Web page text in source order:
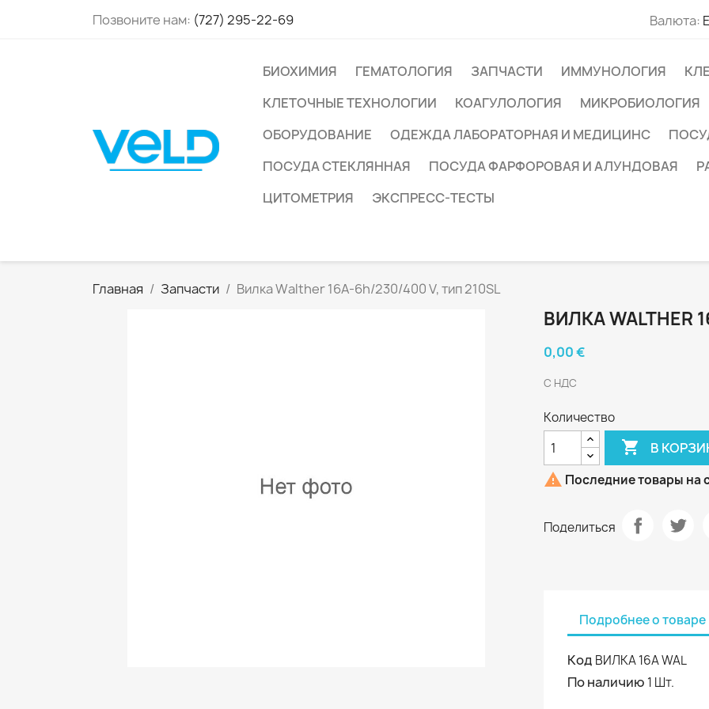
Позвоните нам: (727) 295-22-69 Валюта:
БИОХИМИЯ ГЕМАТОЛОГИЯ ЗАПЧАСТИ ИММУНОЛОГИЯ
КЛЕТОЧНЫЕ ТЕХНОЛОГИИ
КОАГУЛОЛОГИЯ МИКРОБИОЛОГИЯ
ОБОРУДОВАНИЕ
ОДЕЖДА ЛАБОРАТОРНАЯ И МЕДИЦИНС
ПОСУДА СТЕКЛЯННАЯ
ПОСУДА ФАРФОРОВАЯ И АЛУНДОВАЯ
ЦИТОМЕТРИЯ
ЭКСПРЕСС-ТЕСТЫ
Главная Запчасти Вилка Walther 16A-6h/230/400 V, тип 210SL
ВИЛКА WALTHER
0,00 €
С НДС
Количество
 В
 Последние товары на
Поделиться
Подробнее о товаре
Код ВИЛКА 16A WAL
По наличию 1 Шт.